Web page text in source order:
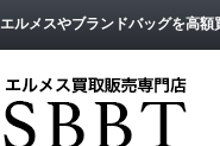
エルメスやブランドバッグを高